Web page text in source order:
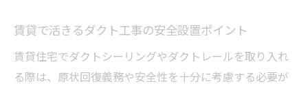
賃貸で活きるダクト工事の安全設置ポイント
賃貸住宅でダクトシーリングやダクトレールを取り入れ
る際は、原状回復義務や安全性を十分に考慮する必要が